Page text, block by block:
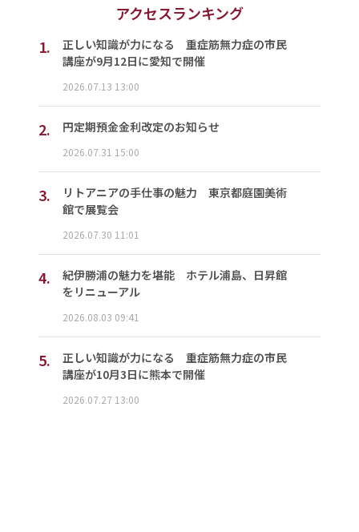
アクセスランキング
1.
正しい知識が力になる 重症筋無力症の市民
講座が9月12日に愛知で開催
2026.07.13 13:00
2. 円定期預金金利改定のお知らせ
2026.07.31 15:00
3.
リトアニアの手仕事の魅力 東京都庭園美術
館で展覧会
2026.07.30 11:01
4.
紀伊勝浦の魅力を堪能 ホテル浦島、日昇館
をリニューアル
2026.08.03 09:41
5.
正しい知識が力になる 重症筋無力症の市民
講座が10月3日に熊本で開催
2026.07.27 13:00